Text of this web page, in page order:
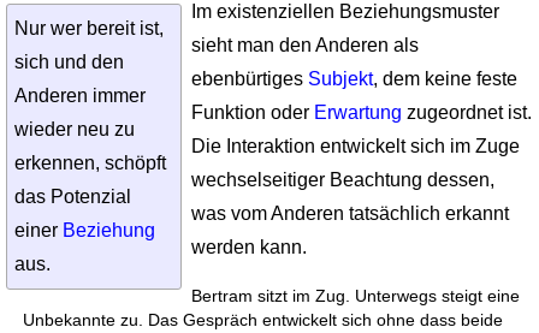
Nur wer bereit ist,
sich und den
Anderen immer
wieder neu zu
erkennen, schöpft
das Potenzial
einer Beziehung
aus.
Im existenziellen Beziehungsmuster
sieht man den Anderen als
ebenbürtiges Subjekt, dem keine feste
Funktion oder Erwartung zugeordnet ist.
Die Interaktion entwickelt sich im Zuge
wechselseitiger Beachtung dessen,
was vom Anderen tatsächlich erkannt
werden kann.
Bertram sitzt im Zug. Unterwegs steigt eine
Unbekannte zu. Das Gespräch entwickelt sich ohne dass beide